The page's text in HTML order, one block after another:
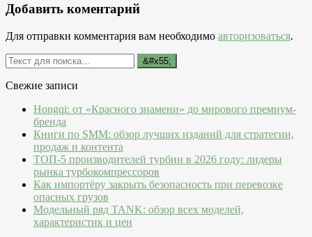
Добавить коментарий
Для отправки комментария вам необходимо авторизоваться.
Свежие записи
Hongqi: от «Красного знамени» до мирового премиум-
бренда
Книги по SMM: обзор лучших изданий для стратегии,
продаж и контента
ТОП-5 производителей турбин в 2026 году: лидеры
рынка турбокомпрессоров
Как импортёру закрыть безопасность при перевозке
опасных грузов
Модельный ряд TANK: обзор всех моделей,
характеристик и цен